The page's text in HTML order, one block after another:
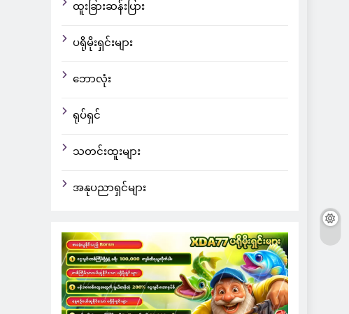
ထူးခြားဆန်းပြား
ပရိုမိုးရှင်းများ
ဘောလုံး
ရုပ်ရှင်
သတင်းထူးများ
အနုပညာရှင်များ